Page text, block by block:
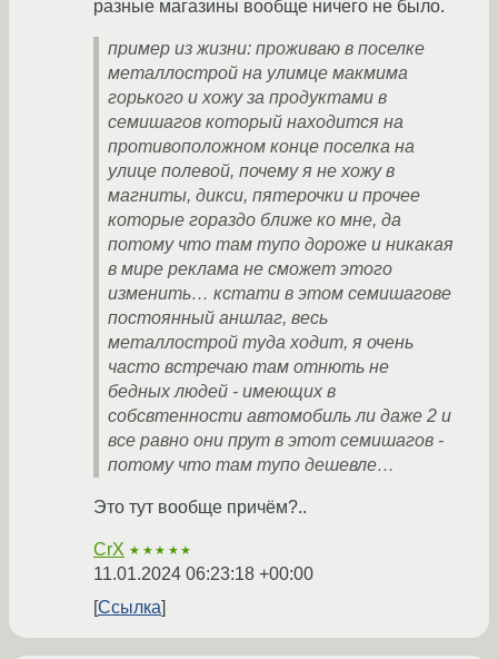
разные магазины вообще ничего не было.
пример из жизни: проживаю в поселке
металлострой на улимце макмима
горького и хожу за продуктами в
семишагов который находится на
противоположном конце поселка на
улице полевой, почему я не хожу в
магниты, дикси, пятерочки и прочее
которые гораздо ближе ко мне, да
потому что там тупо дороже и никакая
в мире реклама не сможет этого
изменить… кстати в этом семишагове
постоянный аншлаг, весь
металлострой туда ходит, я очень
часто встречаю там отнють не
бедных людей - имеющих в
собсвтенности автомобиль ли даже 2 и
все равно они прут в этот семишагов -
потому что там тупо дешевле…
Это тут вообще причём?..
CrX ★★★★★
11.01.2024 06:23:18 +00:00
Ссылка